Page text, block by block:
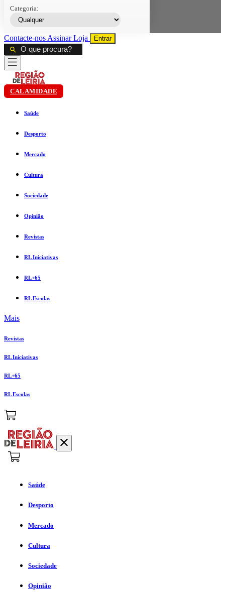
Categoria:
Contacte-nos AssinarLoja Entrar
CALAMIDADE
Saúde
Desporto
Mercado
Cultura
Sociedade
Opinião
Revistas
RL Iniciativas
RL+65
RL Escolas
Mais
Revistas
RL Iniciativas
RL+65
RL Escolas
Saúde
Desporto
Mercado
Cultura
Sociedade
Opinião